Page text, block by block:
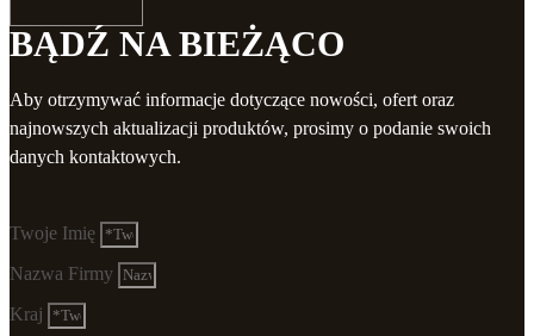
BĄDŹ NA BIEŻĄCO
Aby otrzymywać informacje dotyczące nowości, ofert oraz
najnowszych aktualizacji produktów, prosimy o podanie swoich
danych kontaktowych.
Twoje Imię
Nazwa Firmy
Kraj